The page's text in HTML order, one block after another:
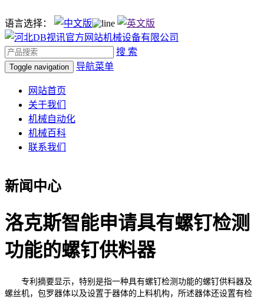
语言选择：
搜 索
Toggle navigation 导航菜单
网站首页
关于我们
机械自动化
机械百科
联系我们
新闻中心
洛克斯智能申请具有螺钉检测
功能的螺钉供料器
专利摘要显示，特别是指一种具有螺钉检测功能的螺钉供料器及
螺丝机，包罗器体以及设置于器体的上料机构，所述器体还设置有检